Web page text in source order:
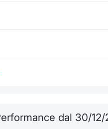
dal 30/